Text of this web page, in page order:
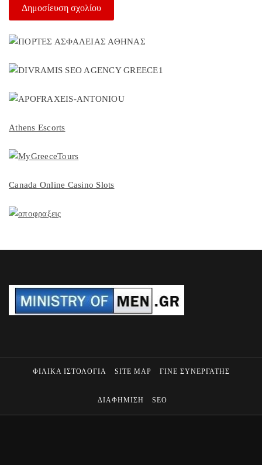
Athens Escorts
Canada Online Casino Slots
ΦΙΛΙΚΑ ΙΣΤΟΛΟΓΙΑ SITE MAP ΓΙΝΕ ΣΥΝΕΡΓΑΤΗΣ
ΔΙΑΦΗΜΙΣΗ SEO